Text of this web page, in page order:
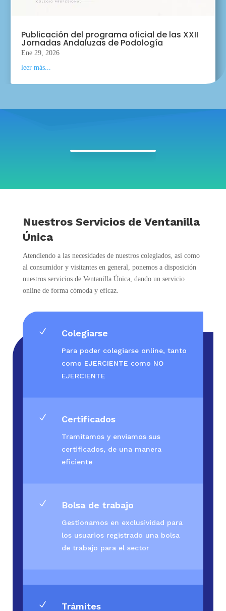
Publicación del programa oficial de las XXII
Jornadas Andaluzas de Podología
Ene 29, 2026
leer más...
Nuestros Servicios de Ventanilla
Única
Atendiendo a las necesidades de nuestros colegiados, así como
al consumidor y visitantes en general, ponemos a disposición
nuestros servicios de Ventanilla Única, dando un servicio
online de forma cómoda y eficaz.
N Colegiarse
Para poder colegiarse online, tanto
como EJERCIENTE como NO
EJERCIENTE
N Certificados
Tramitamos y enviamos sus
certificados, de una manera
eficiente
N Bolsa de trabajo
Gestionamos en exclusividad para
los usuarios registrado una bolsa
de trabajo para el sector
N Trámites